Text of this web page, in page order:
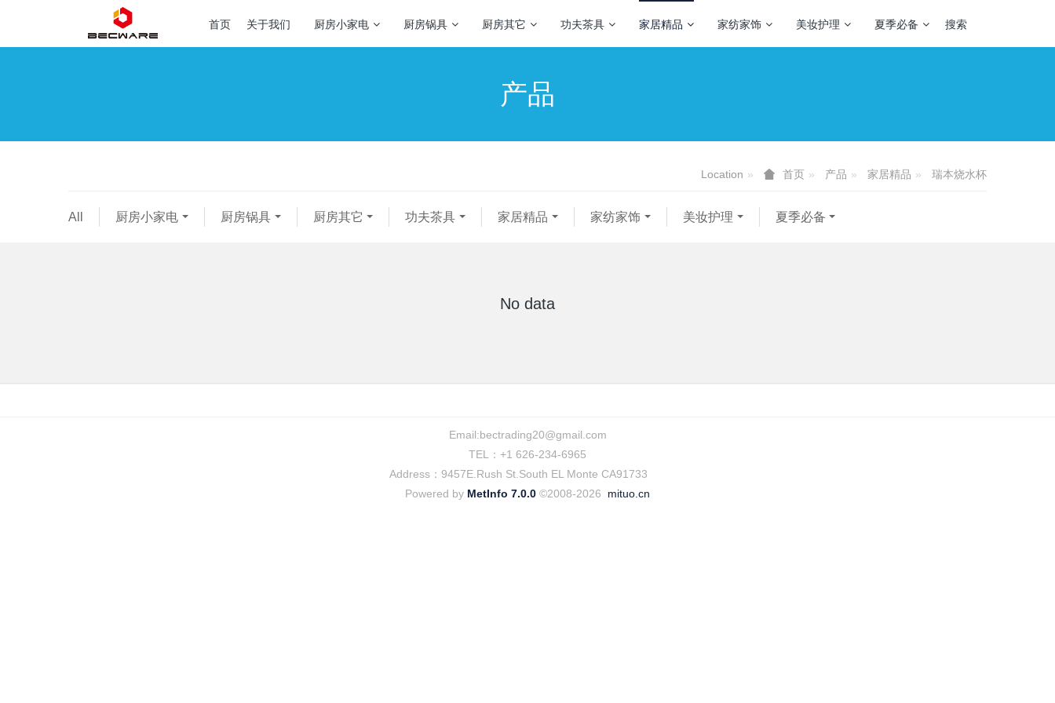
首页 关于我们 厨房小家电 厨房锅具 厨房其它 功夫茶具 家居精品 家纺家饰 美妆护理 夏季必备 搜索
产品
Location 首页 产品 家居精品 瑞本烧水杯
All 厨房小家电 厨房锅具 厨房其它 功夫茶具 家居精品 家纺家饰 美妆护理 夏季必备
No data
Email:bectrading20@gmail.com
TEL：+1 626-234-6965
Address：9457E.Rush St.South EL Monte CA91733
Powered by MetInfo 7.0.0 ©2008-2026 mituo.cn